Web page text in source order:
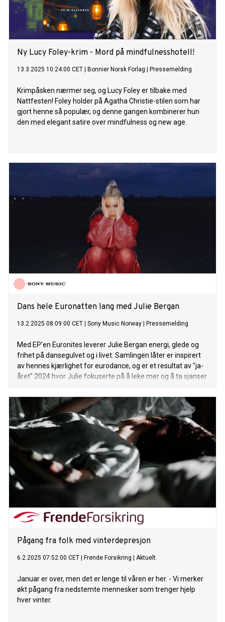
Ny Lucy Foley-krim - Mord på mindfulnesshotell!
13.3.2025 10:24:00 CET Bonnier Norsk Forlag Pressemelding
Krimpåsken nærmer seg, og Lucy Foley er tilbake med
Nattfesten! Foley holder på Agatha Christie-stilen som har
gjort henne så populær, og denne gangen kombinerer hun
den med elegant satire over mindfulness og new age.
Dans hele Euronatten lang med Julie Bergan
13.2.2025 08:09:00 CET Sony Music Norway Pressemelding
Med EP'en Euronites leverer Julie Bergan energi, glede og
frihet på dansegulvet og i livet. Samlingen låter er inspirert
av hennes kjærlighet for eurodance, og er et resultat av "ja-
året" 2024 hvor Julie fokuserte på å leke mer og å ta sjanser.
Pågang fra folk med vinterdepresjon
6.2.2025 07:52:00 CET Frende Forsikring Aktuelt
Januar er over, men det er lenge til våren er her. - Vi merker
økt pågang fra nedstemte mennesker som trenger hjelp
hver vinter.